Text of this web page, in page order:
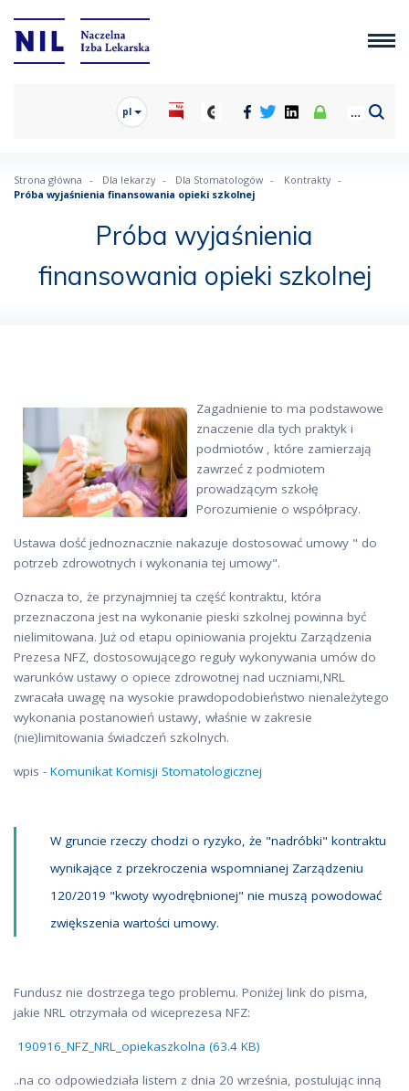
pl
Strona główna Dla lekarzy Dla Stomatologów
Kontrakty
Próba wyjaśnienia finansowania opieki szkolnej
Próba wyjaśnienia
finansowania opieki szkolnej
Zagadnienie to ma podstawowe
znaczenie dla tych praktyk i
podmiotów , które zamierzają
zawrzeć z podmiotem
prowadzącym szkołę
Porozumienie o współpracy.
Ustawa dość jednoznacznie nakazuje dostosować umowy " do
potrzeb zdrowotnych i wykonania tej umowy".
Oznacza to, że przynajmniej ta część kontraktu, która
przeznaczona jest na wykonanie pieski szkolnej powinna być
nielimitowana. Już od etapu opiniowania projektu Zarządzenia
Prezesa NFZ, dostosowującego reguły wykonywania umów do
warunków ustawy o opiece zdrowotnej nad uczniami,NRL
zwracała uwagę na wysokie prawdopodobieństwo nienależytego
wykonania postanowień ustawy, właśnie w zakresie
(nie)limitowania świadczeń szkolnych.
wpis - Komunikat Komisji Stomatologicznej
W gruncie rzeczy chodzi o ryzyko, że "nadróbki" kontraktu
wynikające z przekroczenia wspomnianej Zarządzeniu
120/2019 "kwoty wyodrębnionej" nie muszą powodować
zwiększenia wartości umowy.
Fundusz nie dostrzega tego problemu. Poniżej link do pisma,
jakie NRL otrzymała od wiceprezesa NFZ:
190916_NFZ_NRL_opiekaszkolna (63.4 KB)
..na co odpowiedziała listem z dnia 20 września, postulując inną